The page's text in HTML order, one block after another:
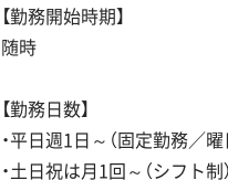
【勤務開始時期】
随時
【勤務日数】
・平日週1日～（固定勤務／曜
・土日祝は月1回～（シフト制）